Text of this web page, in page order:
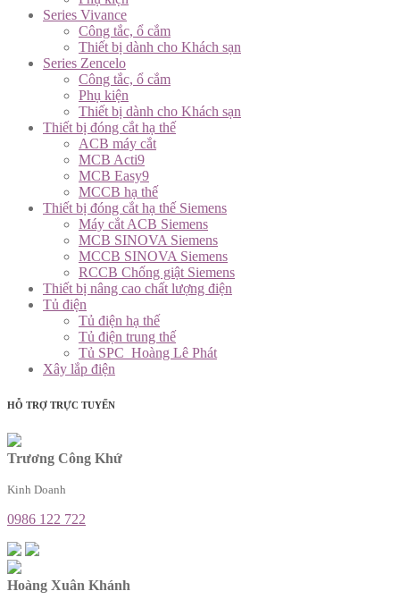
Series Vivance
Công tắc, ổ cắm
Thiết bị dành cho Khách sạn
Series Zencelo
Công tắc, ổ cắm
Phụ kiện
Thiết bị dành cho Khách sạn
Thiết bị đóng cắt hạ thế
ACB máy cắt
MCB Acti9
MCB Easy9
MCCB hạ thế
Thiết bị đóng cắt hạ thế Siemens
Máy cắt ACB Siemens
MCB SINOVA Siemens
MCCB SINOVA Siemens
RCCB Chống giật Siemens
Thiết bị nâng cao chất lượng điện
Tủ điện
Tủ điện hạ thế
Tủ điện trung thế
Tủ SPC_Hoàng Lê Phát
Xây lắp điện
HỖ TRỢ TRỰC TUYẾN
Trương Công Khứ
Kinh Doanh
0986 122 722
Hoàng Xuân Khánh